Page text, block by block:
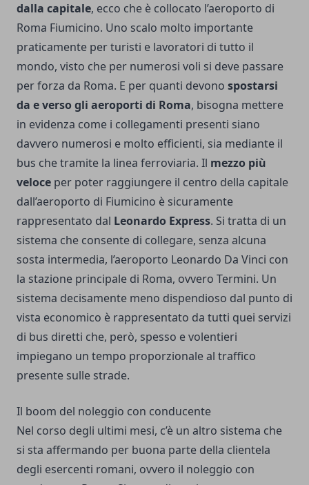
dalla capitale, ecco che è collocato l’aeroporto di
Roma Fiumicino. Uno scalo molto importante
praticamente per turisti e lavoratori di tutto il
mondo, visto che per numerosi voli si deve passare
per forza da Roma. E per quanti devono spostarsi
da e verso gli aeroporti di Roma, bisogna mettere
in evidenza come i collegamenti presenti siano
davvero numerosi e molto efficienti, sia mediante il
bus che tramite la linea ferroviaria. Il mezzo più
veloce per poter raggiungere il centro della capitale
dall’aeroporto di Fiumicino è sicuramente
rappresentato dal Leonardo Express. Si tratta di un
sistema che consente di collegare, senza alcuna
sosta intermedia, l’aeroporto Leonardo Da Vinci con
la stazione principale di Roma, ovvero Termini. Un
sistema decisamente meno dispendioso dal punto di
vista economico è rappresentato da tutti quei servizi
di bus diretti che, però, spesso e volentieri
impiegano un tempo proporzionale al traffico
presente sulle strade.
Il boom del noleggio con conducente
Nel corso degli ultimi mesi, c’è un altro sistema che
si sta affermando per buona parte della clientela
degli esercenti romani, ovvero il noleggio con